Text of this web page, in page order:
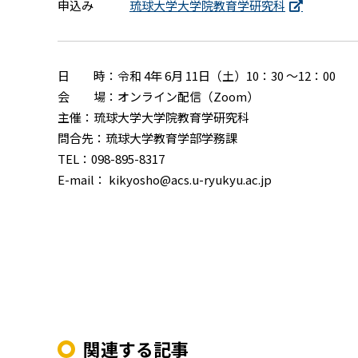
申込み 琉球大学大学院教育学研究科
日 時：令和 4年 6月 11日（土）10：30 ～12：00
会 場：オンライン配信（Zoom）
主催：琉球大学大学院教育学研究科
問合先：琉球大学教育学部学務課
TEL：098-895-8317
E-mail： kikyosho@acs.u-ryukyu.ac.jp
関連する記事